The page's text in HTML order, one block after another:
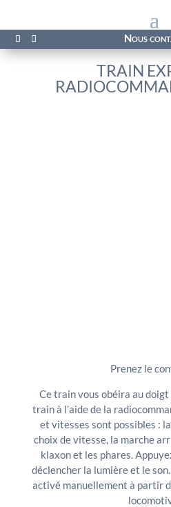
Nous
TRAIN
Prenez le
Ce train vous obéira au
train à l’aide de la
et vitesses sont possibles :
choix de vitesse, la marche
klaxon et les phares.
déclencher la lumière et le
activé manuellement à partir